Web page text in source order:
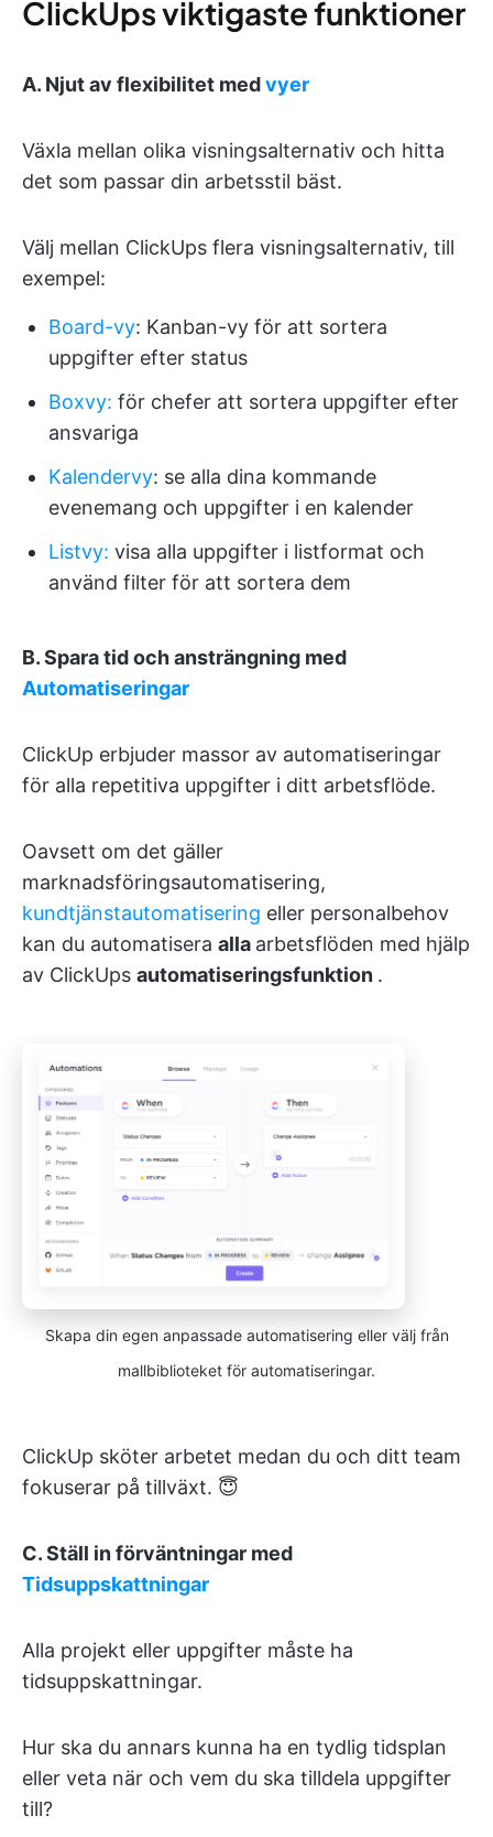
ClickUps viktigaste funktioner
A. Njut av flexibilitet medvyer
Växla mellan olika visningsalternativ och hitta
det som passar din arbetsstil bäst.
Välj mellan ClickUps flera visningsalternativ, till
exempel:
Board-vy: Kanban-vy för att sortera
uppgifter efter status
Boxvy: för chefer att sortera uppgifter efter
ansvariga
Kalendervy: se alla dina kommande
evenemang och uppgifter i en kalender
Listvy: visa alla uppgifter i listformat och
använd filter för att sortera dem
B. Spara tid och ansträngning med
Automatiseringar
ClickUp erbjuder massor av automatiseringar
för alla repetitiva uppgifter i ditt arbetsflöde.
Oavsett om det gäller
marknadsföringsautomatisering,
kundtjänstautomatisering eller personalbehov
kan du automatisera alla arbetsflöden med hjälp
av ClickUps automatiseringsfunktion .
Skapa din egen anpassade automatisering eller välj från
mallbiblioteket för automatiseringar.
ClickUp sköter arbetet medan du och ditt team
fokuserar på tillväxt. 😇
C. Ställ in förväntningar med
Tidsuppskattningar
Alla projekt eller uppgifter måste ha
tidsuppskattningar.
Hur ska du annars kunna ha en tydlig tidsplan
eller veta när och vem du ska tilldela uppgifter
till?